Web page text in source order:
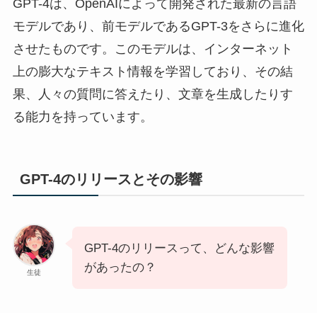
GPT-4は、OpenAIによって開発された最新の言語
モデルであり、前モデルであるGPT-3をさらに進化
させたものです。このモデルは、インターネット
上の膨大なテキスト情報を学習しており、その結
果、人々の質問に答えたり、文章を生成したりす
る能力を持っています。
GPT-4のリリースとその影響
生徒
GPT-4のリリースって、どんな影響
があったの？